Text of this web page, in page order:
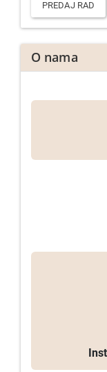
radPREDAJ RAD
O nama